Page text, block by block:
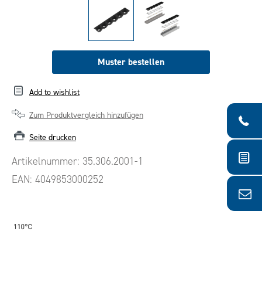
Muster bestellen
Add to wishlist
Zum Produktvergleich hinzufügen
Seite drucken
Artikelnummer: 35.306.2001-1
EAN: 4049853000252